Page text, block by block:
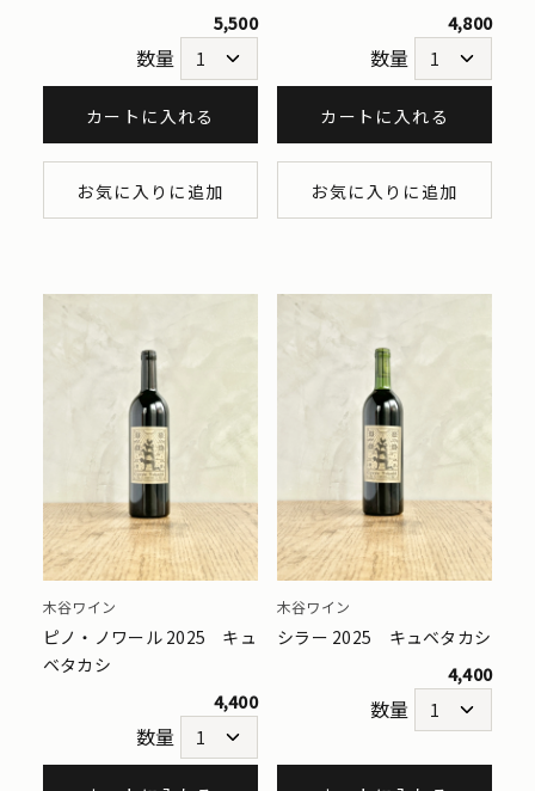
5,500
数量
カートに入れる
お気に入りに追加
4,800
数量
カートに入れる
お気に入りに追加
木谷ワイン
ピノ・ノワール 2025 キュ
ベタカシ
4,400
数量
木谷ワイン
シラー 2025 キュベタカシ
4,400
数量